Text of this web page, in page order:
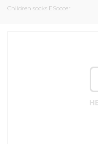
Children socks ESoccer